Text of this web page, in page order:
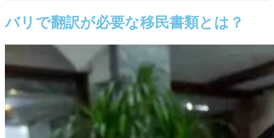
バリで翻訳が必要な移民書類とは？